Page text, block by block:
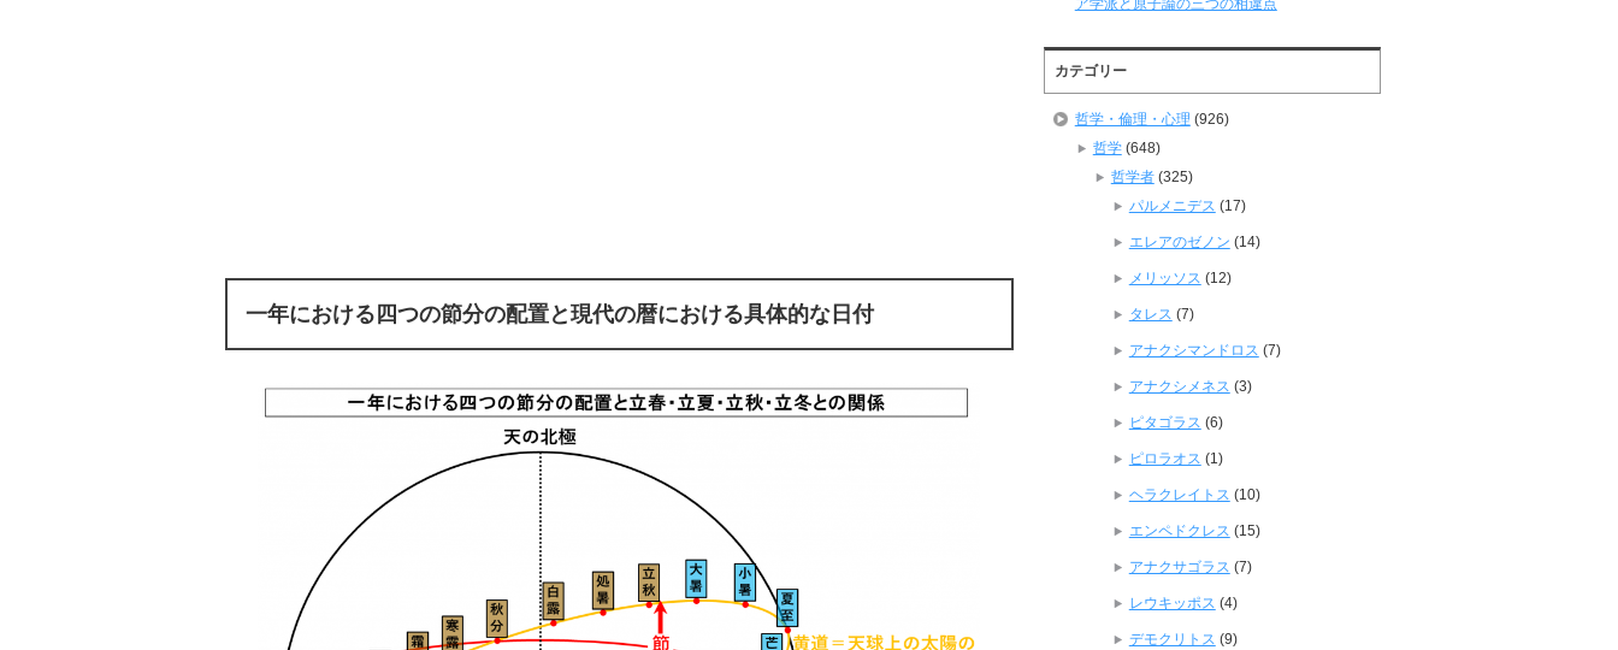
一年における四つの節分の配置と現代の暦における具体的な日付
カテゴリー
哲学・倫理・心理 (926)
哲学(648)
哲学者(325)
パルメニデス (17)
エレアのゼノン (14)
メリッソス (12)
タレス (7)
アナクシマンドロス (7)
アナクシメネス (3)
ピタゴラス (6)
ピロラオス (1)
ヘラクレイトス (10)
エンペドクレス (15)
アナクサゴラス (7)
レウキッポス (4)
デモクリトス (9)